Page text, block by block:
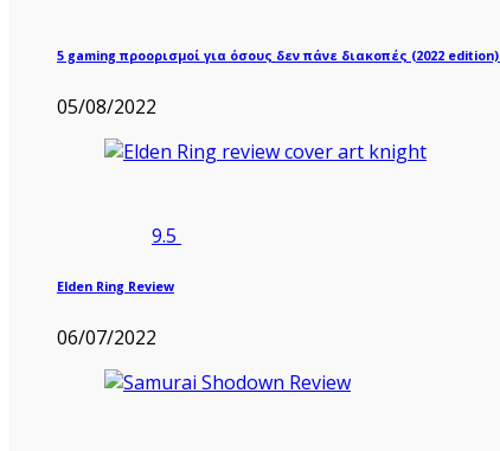
5 gaming προορισμοί για όσους δεν πάνε διακοπές (2022
05/08/2022
9.5
Elden Ring Review
06/07/2022